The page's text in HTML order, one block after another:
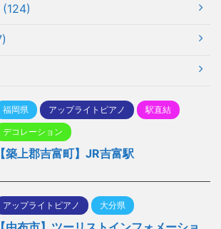
福岡県 アップライトピアノ 駅直結
デコレーション
【築上郡吉富町】JR吉富駅
アップライトピアノ 大分県